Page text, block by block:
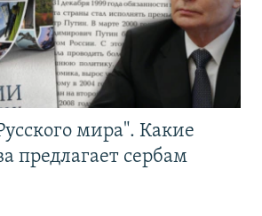
мира". Какие
предлагает сербам